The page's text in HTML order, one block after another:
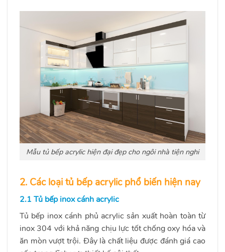
Mẫu tủ bếp acrylic hiện đại đẹp cho ngôi nhà tiện nghi
2. Các loại tủ bếp acrylic phổ biến hiện nay
2.1 Tủ bếp inox cánh acrylic
Tủ bếp inox cánh phủ acrylic sản xuất hoàn toàn từ
inox 304 với khả năng chịu lực tốt chống oxy hóa và
ăn mòn vượt trội. Đây là chất liệu được đánh giá cao